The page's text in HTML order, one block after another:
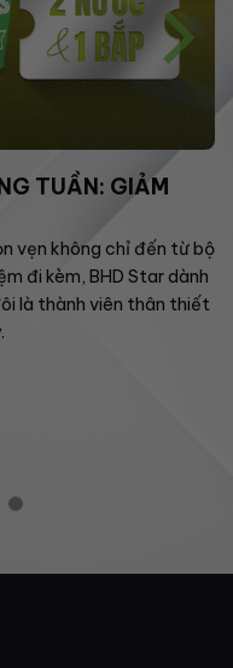
TUẦN: GIẢM
vẹn không chỉ đến từ bộ
đi kèm, BHD Star dành
là thành viên thân thiết